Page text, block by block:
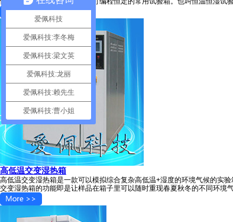
高低温交变湿热箱
高低温交变湿热箱是一款可以模拟综合复杂高低温+湿度的环境气候的实
交变湿热箱的功能即是让样品在箱子里可以随时重现春夏秋冬的不同环境
爱佩科技
爱佩科技:李冬梅
爱佩科技:梁文英
爱佩科技:龙丽
爱佩科技:赖先生
爱佩科技:曹小姐